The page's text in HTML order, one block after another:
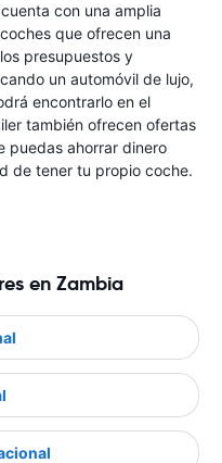
con una amplia
que ofrecen una
presupuestos y
un automóvil de lujo,
encontrarlo en el
también ofrecen ofertas
puedas ahorrar dinero
de tener tu propio coche.
en Zambia